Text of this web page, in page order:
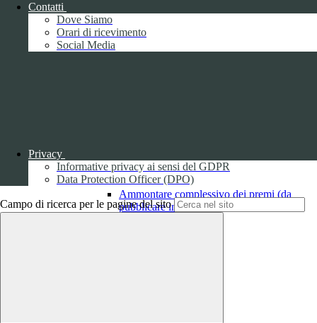
Contatti
Dove Siamo
Orari di ricevimento
Social Media
Privacy
Informative privacy ai sensi del GDPR
Data Protection Officer (DPO)
Campo di ricerca per le pagine del sito
Ammontare complessivo dei premi (da
pubblicare in tabelle) 1